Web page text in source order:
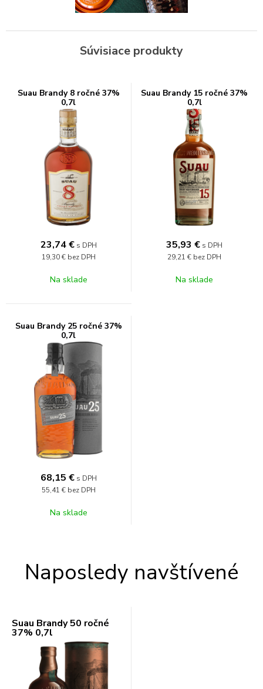
Súvisiace produkty
Suau Brandy 8 ročné 37%
0,7l
23,74 € s DPH
19,30 € bez DPH
Na sklade
Suau Brandy 15 ročné 37%
0,7l
35,93 € s DPH
29,21 € bez DPH
Na sklade
Suau Brandy 25 ročné 37%
0,7l
68,15 € s DPH
55,41 € bez DPH
Na sklade
Naposledy navštívené
Suau Brandy 50 ročné
37% 0,7l